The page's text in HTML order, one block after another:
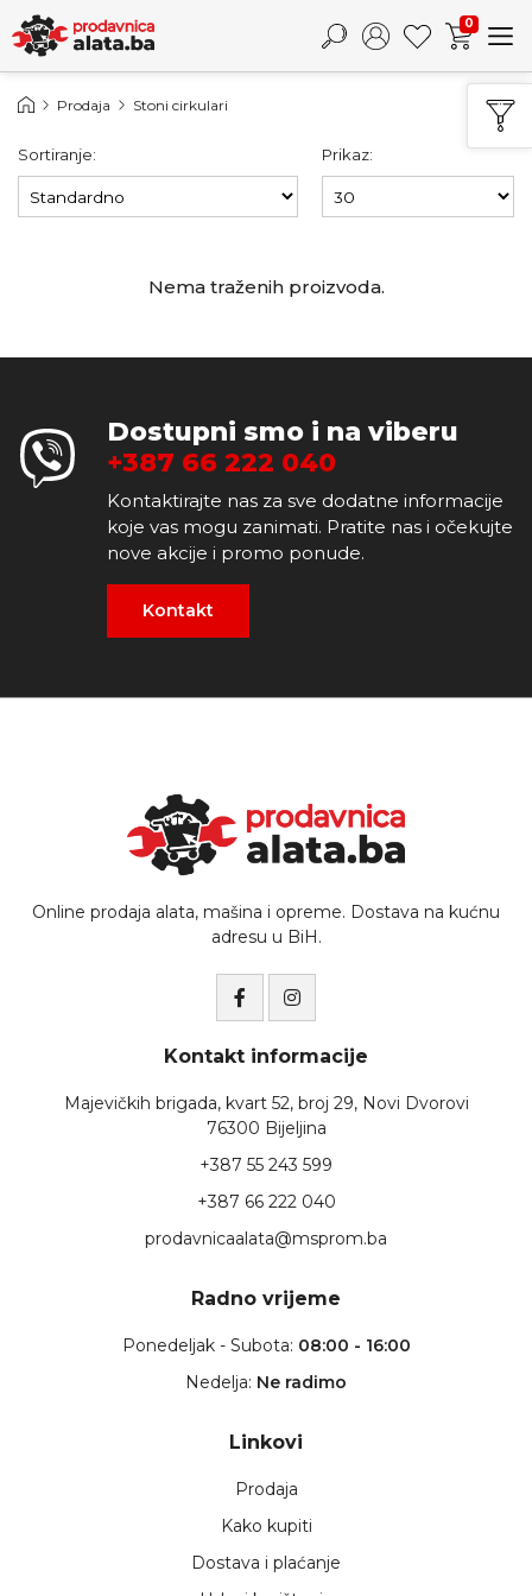
0
Prodaja Stoni cirkulari
Sortiranje: Prikaz:
Nema traženih proizvoda.
Dostupni smo i na viberu
+387 66 222 040
Kontaktirajte nas za sve dodatne informacije
koje vas mogu zanimati. Pratite nas i očekujte
nove akcije i promo ponude.
Kontakt
Online prodaja alata, mašina i opreme. Dostava na kućnu
adresu u BiH.
Kontakt informacije
Majevičkih brigada, kvart 52, broj 29, Novi Dvorovi
76300 Bijeljina
+387 55 243 599
+387 66 222 040
prodavnicaalata@msprom.ba
Radno vrijeme
Ponedeljak - Subota: 08:00 - 16:00
Nedelja: Ne radimo
Linkovi
Prodaja
Kako kupiti
Dostava i plaćanje